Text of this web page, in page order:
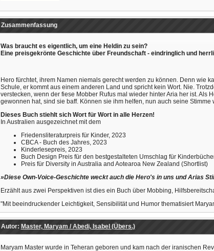
Zusammenfassung
Was braucht es eigentlich, um eine Heldin zu sein?
Eine preisgekrönte Geschichte über Freundschaft - eindringlich und
Hero fürchtet, ihrem Namen niemals gerecht werden zu können. Denn wie
Schule, er kommt aus einem anderen Land und spricht kein Wort. Nie.
verstecken, wenn der fiese Mobber Rufus mal wieder hinter Aria her ist.
gewonnen hat, sind sie baff. Können sie ihm helfen, nun auch seine
Dieses Buch stiehlt sich Wort für Wort in alle Herzen!
In Australien ausgezeichnet mit dem
Friedensliteraturpreis für Kinder, 2023
CBCA - Buch des Jahres, 2023
Kinderlesepreis, 2023
Buch Design Preis für den bestgestalteten Umschlag für
Preis für Diversity in Australia and Aotearoa New Zealand (Shortlist)
»Diese Own-Voice-Geschichte weckt auch die Hero's in uns und Arias
Erzählt aus zwei Perspektiven ist dies ein Buch über Mobbing,
"Mit beeindruckender Leichtigkeit, Sensibilität und Humor thematisiert
Autor: Master, Maryam / Abedi, Isabel (Übers.)
Maryam Master wurde in Teheran geboren und kam nach der iranischen